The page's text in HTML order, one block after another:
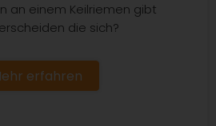
an einem Keilriemen gibt
die sich?
erfahren